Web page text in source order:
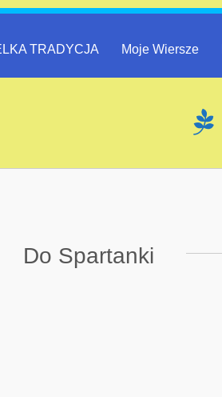
TRADYCJA Moje Wiersze
Do Spartanki